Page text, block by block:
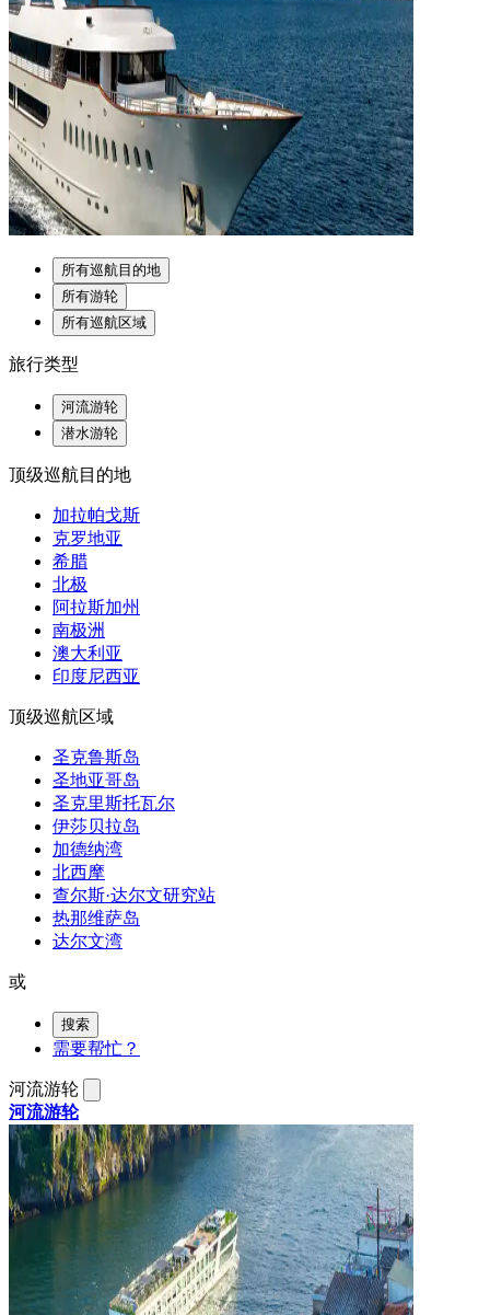
所有巡航目的地
所有游轮
所有巡航区域
旅行类型
河流游轮
潜水游轮
顶级巡航目的地
加拉帕戈斯
克罗地亚
希腊
北极
阿拉斯加州
南极洲
澳大利亚
印度尼西亚
顶级巡航区域
圣克鲁斯岛
圣地亚哥岛
圣克里斯托瓦尔
伊莎贝拉岛
加德纳湾
北西摩
查尔斯·达尔文研究站
热那维萨岛
达尔文湾
或
搜索
需要帮忙？
河流游轮
河流游轮